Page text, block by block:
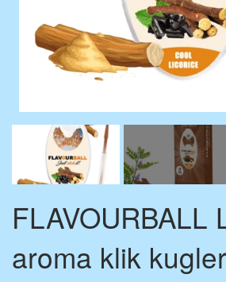
BASE VÆSKE
TILBEHØR
MIX
MERCHANDISE
FLAVOURBALL
aroma klik kugler